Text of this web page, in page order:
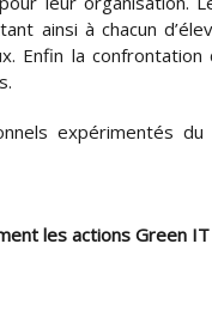
ainsi à chacun
Enfin la
expérimentés
les actions Green